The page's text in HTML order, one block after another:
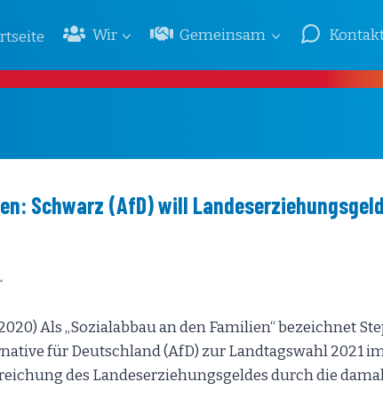
Wir Gemeinsam
Schwarz (AfD) will
Als „Sozialabbau an den Familien“ bezeichnet
für Deutschland (AfD) zur Landtagswahl 2021
des Landeserziehungsgeldes durch die